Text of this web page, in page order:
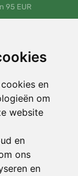
en
om
website
en
ons
en
95 EUR
binnen 90
Lees meer Over